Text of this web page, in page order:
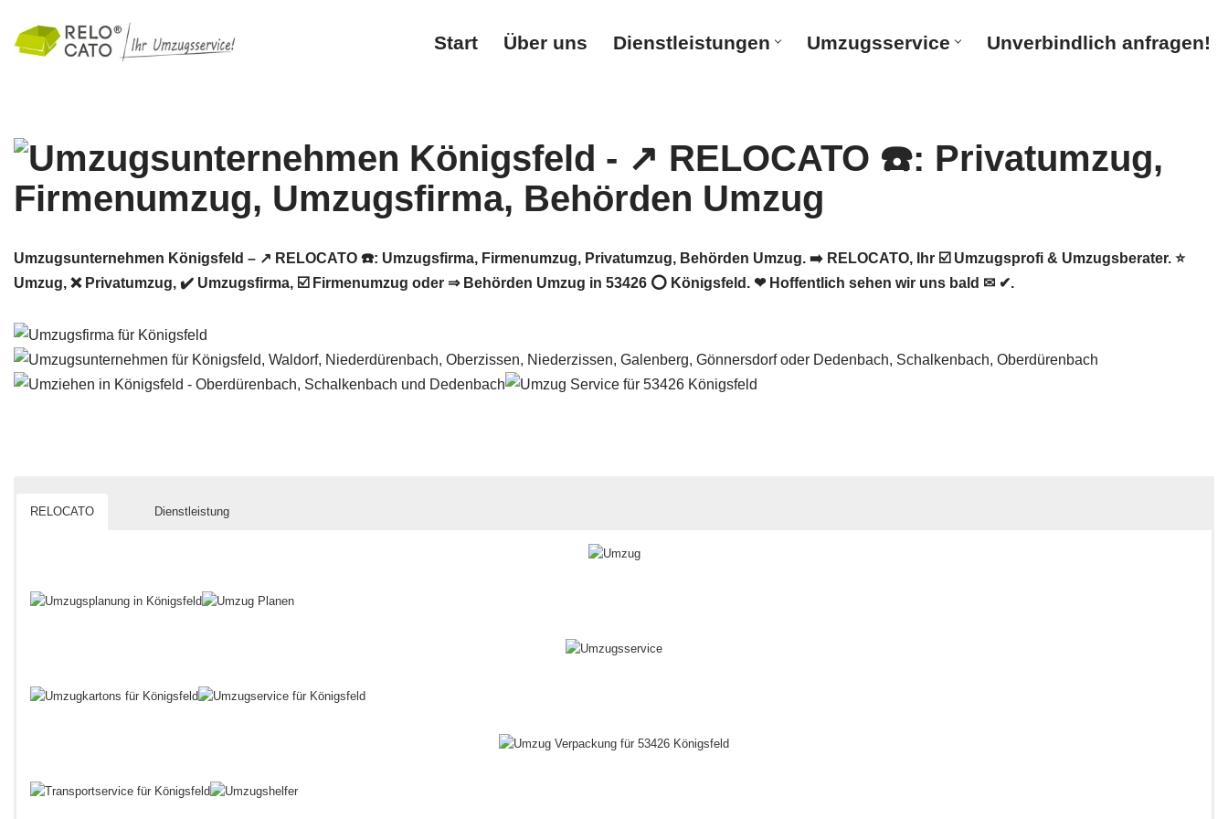
Zum
Start Über uns Dienstleistungen Umzugsservice Unverbindlich anfragen!
Umzugsunternehmen Königsfeld – ↗️ RELOCATO ☎️: Umzugsfirma, Firmenumzug, Privatumzug, Behörden Umzug. ➡️ RELOCATO, Ihr ☑️ Umzugsprofi & Umzugsberater. ⭐
Umzug, ❌ Privatumzug, ✔️ Umzugsfirma, ☑️ Firmenumzug oder ⇒ Behörden Umzug in 53426 ⭕ Königsfeld. ❤ Hoffentlich sehen wir uns bald ✉ ✔.
RELOCATO Dienstleistung